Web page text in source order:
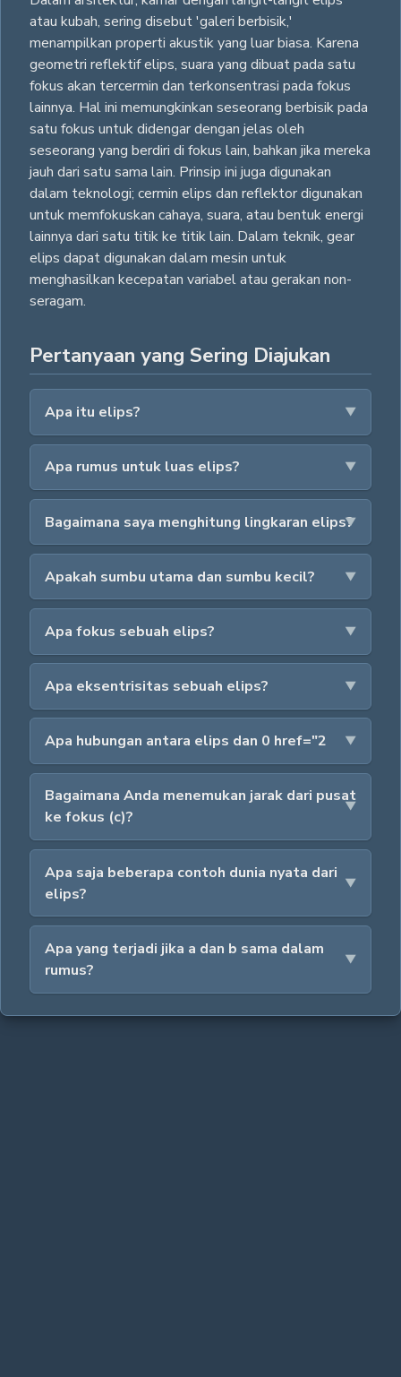
atau kubah, sering disebut 'galeri berbisik,'
menampilkan properti akustik yang luar biasa. Karena
geometri reflektif elips, suara yang dibuat pada satu
fokus akan tercermin dan terkonsentrasi pada fokus
lainnya. Hal ini memungkinkan seseorang berbisik pada
satu fokus untuk didengar dengan jelas oleh
seseorang yang berdiri di fokus lain, bahkan jika mereka
jauh dari satu sama lain. Prinsip ini juga digunakan
dalam teknologi; cermin elips dan reflektor digunakan
untuk memfokuskan cahaya, suara, atau bentuk energi
lainnya dari satu titik ke titik lain. Dalam teknik, gear
elips dapat digunakan dalam mesin untuk
menghasilkan kecepatan variabel atau gerakan non-
seragam.
Pertanyaan yang Sering Diajukan
Apa itu elips?
Apa rumus untuk luas elips?
Bagaimana saya menghitung lingkaran elips?
Apakah sumbu utama dan sumbu kecil?
Apa fokus sebuah elips?
Apa eksentrisitas sebuah elips?
Apa hubungan antara elips dan 0 href="2
Bagaimana Anda menemukan jarak dari pusat
ke fokus (c)?
Apa saja beberapa contoh dunia nyata dari
elips?
Apa yang terjadi jika a dan b sama dalam
rumus?